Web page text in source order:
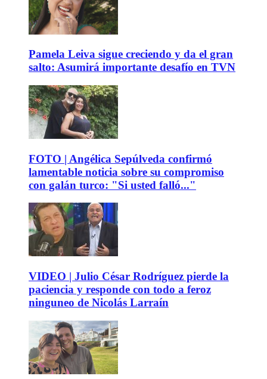
Pamela Leiva sigue creciendo y da el gran
salto: Asumirá importante desafío en TVN
FOTO | Angélica Sepúlveda confirmó
lamentable noticia sobre su compromiso
con galán turco: "Si usted falló..."
VIDEO | Julio César Rodríguez pierde la
paciencia y responde con todo a feroz
ninguneo de Nicolás Larraín